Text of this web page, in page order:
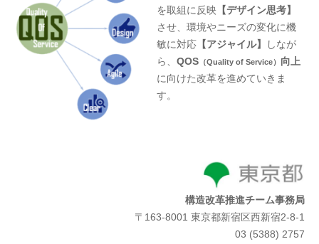
を取組に反映 【デザイン思考】
させ、環境やニーズの変化に機
敏に対応 【アジャイル】
しなが
ら、QOS （Quality of Service） 向上
に向けた改革を進めていきま
す。
構造改革推進チーム事務局
〒163-8001 東京都新宿区西新宿2-8-1
03 (5388) 2757